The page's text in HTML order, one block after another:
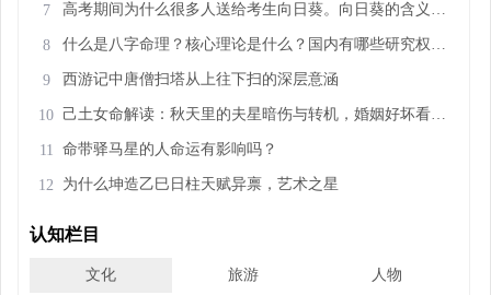
7
8
9 西游记中唐僧扫塔从上往下扫的深层意涵
10
11 命带驿马星的人命运有影响吗？
12 为什么坤造乙巳日柱天赋异禀，艺术之星
认知栏目
文化 旅游 人物